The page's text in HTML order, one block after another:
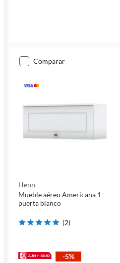
comparar
Henn
Mueble aéreo Americana 1
puerta blanco
(2)
-5%